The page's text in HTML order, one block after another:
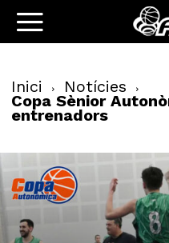
Inici Notícies
Copa Sènior
entrenadors